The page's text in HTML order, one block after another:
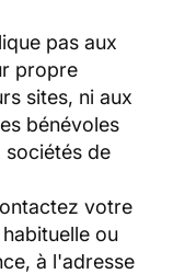
pas aux
propre
sites, ni aux
bénévoles
sociétés de
votre
ou
à l'adresse